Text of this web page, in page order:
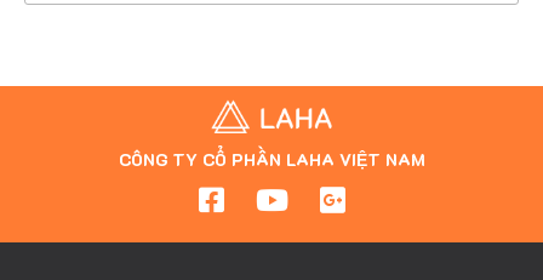
CÔNG TY CỔ PHẦN LAHA VIỆT NAM